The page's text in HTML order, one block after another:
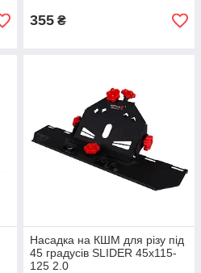
355 ₴
Насадка на КШМ для різу під
45 градусів SLIDER 45x115-
125 2.0